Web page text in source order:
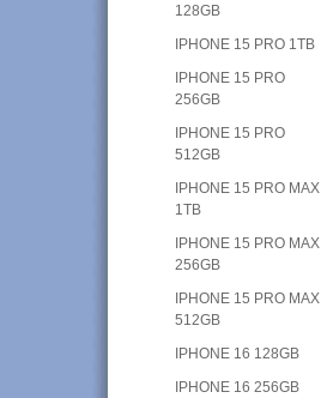
128GB
IPHONE 15 PRO 1TB
IPHONE 15 PRO
256GB
IPHONE 15 PRO
512GB
IPHONE 15 PRO MAX
1TB
IPHONE 15 PRO MAX
256GB
IPHONE 15 PRO MAX
512GB
IPHONE 16 128GB
IPHONE 16 256GB